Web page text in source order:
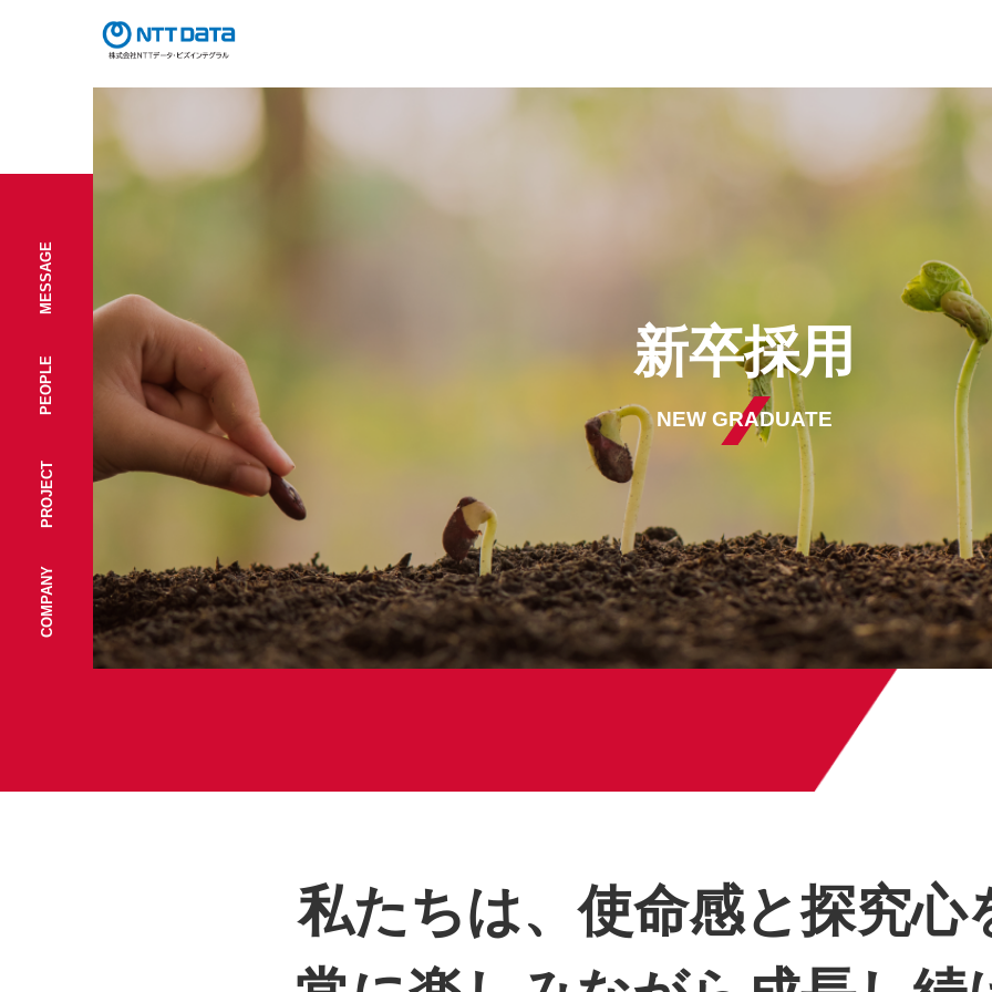
COMPANY
PROJECT
PEOPLE
MESSAGE
新卒採用
NEW GRADUATE
私たちは、使命感と探究心